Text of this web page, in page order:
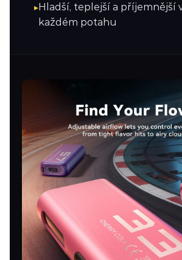
Hladší, teplejší a příjemnější
každém potahu